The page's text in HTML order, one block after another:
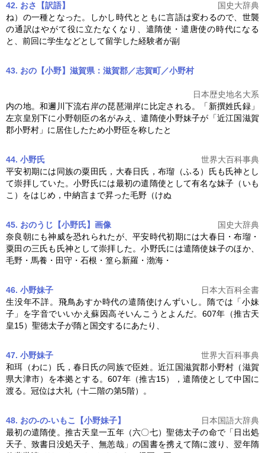
42. おさ【訳語】
国史大辞典
ね）の一種となった。しかし時代とともに言語は変わるので、世襲
の通訳はやがて役に立たなくなり、 遣隋使 ・遣唐使の時代になる
と、前回に学生などとして留学した経験者が副
43. おの【小野】滋賀県：滋賀郡／志賀町／小野村
日本歴史地名大系
内の地。和邇川下流右岸の琵琶湖岸に比定される。「新撰姓氏録」
左京皇別下に小野朝臣の名がみえ、遣隋使小野妹子が「近江国滋賀
郡小野村」に居住したため小野臣を称したと
44. 小野氏
世界大百科事典
平安初期には同族の粟田氏，大春日氏，布瑠（ふる）氏も氏神とし
て崇拝していた。小野氏には最初の遣隋使として有名な妹子（いも
こ）をはじめ，中納言まで昇った毛野（けぬ
45. おのうじ【小野氏】 画像
国史大辞典
奈良朝にも神威を恐れられたが、平安時代初期には大春日・布瑠・
粟田の三氏も氏神として崇拝した。小野氏には遣隋使妹子のほか、
毛野・馬養・田守・石根・篁ら新羅・渤海・
46. 小野妹子
日本大百科全書
生没年不詳。飛鳥あすか時代の遣隋使けんずいし。隋では「小妹
子」を字音でいいかえ蘇因高そいんこうとよんだ。607年（推古天
皇15）聖徳太子が隋と国交するにあたり、
47. 小野妹子
世界大百科事典
和珥（わに）氏，春日氏の同族で臣姓。近江国滋賀郡小野村（滋賀
県大津市）を本拠とする。607年（推古15），遣隋使として中国に
渡る。冠位は大礼（十二階の第5階）。
48. おの‐の‐いもこ【小野妹子】
日本国語大辞典
最初の遣隋使。推古天皇一五年（六〇七）聖徳太子の命で「日出処
天子、致書日没処天子、無恙哉」の国書を携えて隋に渡り、翌年隋